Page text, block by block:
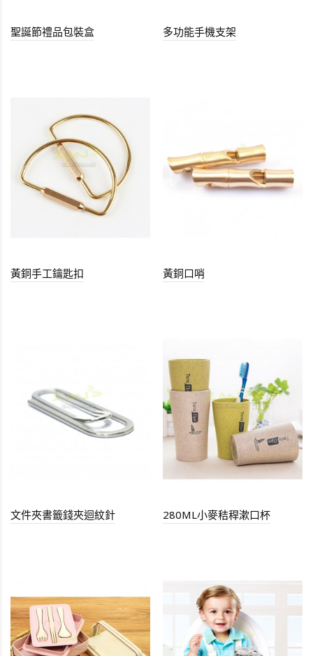
聖誕節禮品包裝盒 多功能手機支架
黃銅手工鑰匙扣 黃銅口哨
文件夾書籤錢夾迴紋針 280ML小麥秸稈漱口杯